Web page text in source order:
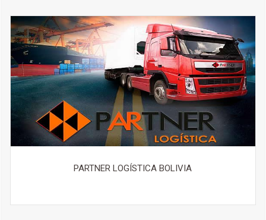
PARTNER LOGÍSTICA BOLIVIA